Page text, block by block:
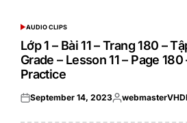
POSTED
IN
AUDIO CLIPS
Lớp 1 – Bài 11 – Trang 180 –
Grade – Lesson 11 – Page
Practice
Posted
September 14, 2023Posted